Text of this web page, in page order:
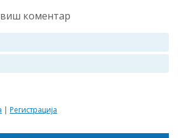
коментар
| Регистрација